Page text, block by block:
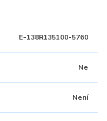
E-138R135100-5760
Ne
Není